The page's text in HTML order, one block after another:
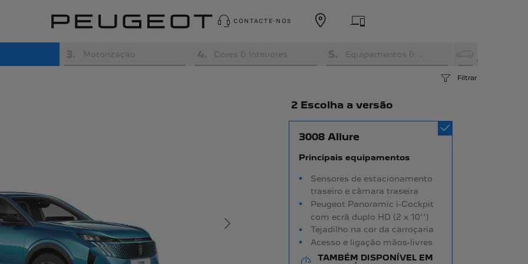
CONTACTE-NOS
3. Motorização 4. Cores & Interiores 5.
Filtrar
2 Escolha a versão
3008 Allure
Principais equipamentos
Sensores de estacionamento
traseiro e câmara traseira
Peugeot Panoramic i-Cockpit
com ecrã duplo HD (2 x 10'')
Tejadilho na cor da carroçaria
Acesso e ligação mãos-livres
TAMBÉM DISPONÍVEL EM